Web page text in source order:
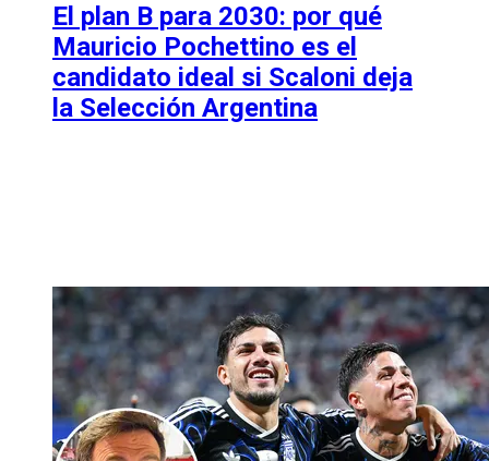
El plan B para 2030: por qué
Mauricio Pochettino es el
candidato ideal si Scaloni deja
la Selección Argentina